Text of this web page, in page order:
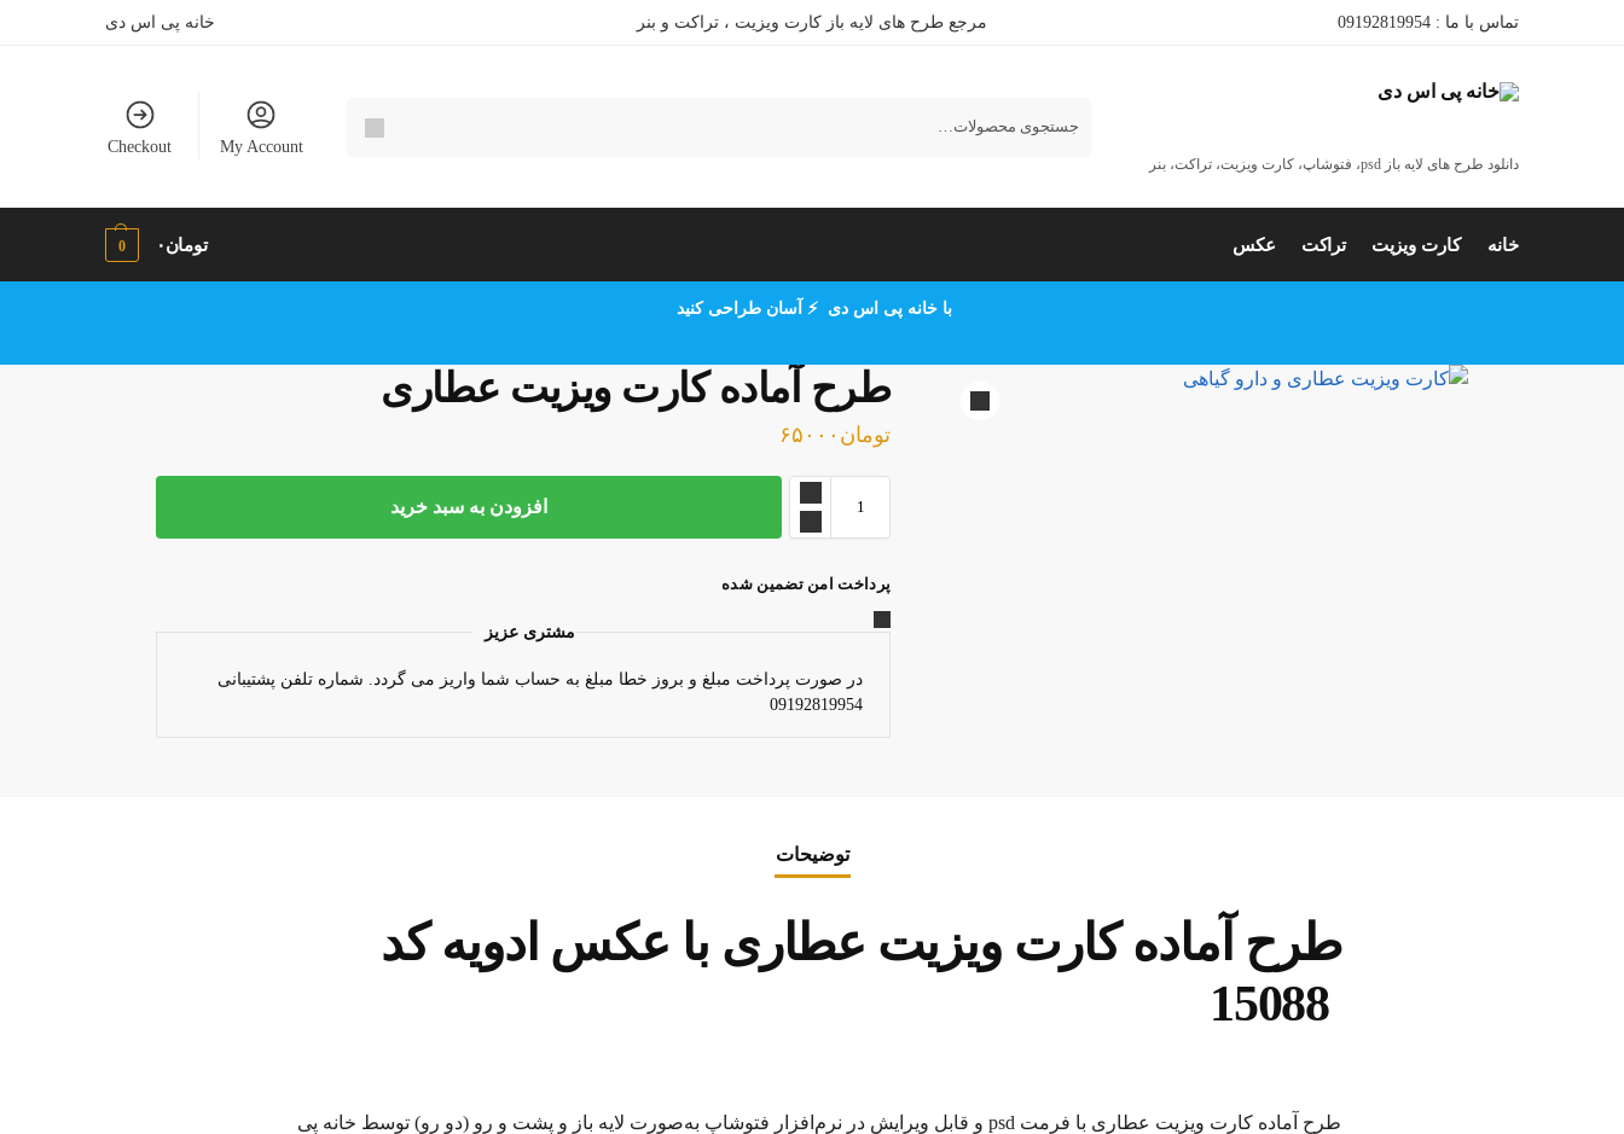
تماس با ما : 09192819954 مرجع طرح های لایه باز کارت ویزیت ، تراکت و بنر خانه پی اس دی
دانلود طرح های لایه باز psd، فتوشاپ، کارت ویزیت، تراکت، بنر
My Account
Checkout
خانه کارت ویزیت تراکت عکس تومان۰ 0
با خانه پی اس دی ⚡ آسان طراحی کنید
طرح آماده کارت ویزیت عطاری
تومان ۶۵۰۰۰
افزودن به سبد خرید
پرداخت امن تضمین شده
مشتری عزیز
در صورت پرداخت مبلغ و بروز خطا مبلغ به حساب شما واریز می گردد. شماره تلفن پشتیبانی
09192819954
توضیحات
طرح آماده کارت ویزیت عطاری با عکس ادویه کد
طرح آماده کارت ویزیت عطاری با فرمت psd و قابل ویرایش در نرم‌افزار فتوشاپ به‌صورت لایه باز و پشت و رو (دو رو) توسط خانه پی